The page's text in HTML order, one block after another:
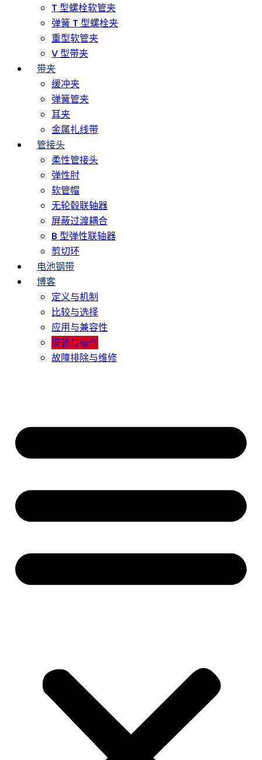
T 型螺栓软管夹
弹簧 T 型螺栓夹
重型软管夹
V 型带夹
带夹
缓冲夹
弹簧管夹
耳夹
金属扎线带
管接头
柔性管接头
弹性肘
软管帽
无轮毂联轴器
屏蔽过渡耦合
B 型弹性联轴器
剪切环
电池钢带
博客
定义与机制
比较与选择
应用与兼容性
安装与操作
故障排除与维修